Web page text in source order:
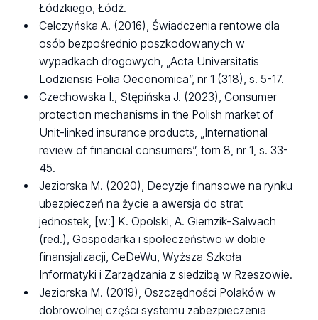
Łódzkiego, Łódź.
Celczyńska A. (2016), Świadczenia rentowe dla
osób bezpośrednio poszkodowanych w
wypadkach drogowych, „Acta Universitatis
Lodziensis Folia Oeconomica”, nr 1 (318), s. 5-17.
Czechowska I., Stępińska J. (2023), Consumer
protection mechanisms in the Polish market of
Unit-linked insurance products, „International
review of financial consumers”, tom 8, nr 1, s. 33-
45.
Jeziorska M. (2020), Decyzje finansowe na rynku
ubezpieczeń na życie a awersja do strat
jednostek, [w:] K. Opolski, A. Giemzik-Salwach
(red.), Gospodarka i społeczeństwo w dobie
finansjalizacji, CeDeWu, Wyższa Szkoła
Informatyki i Zarządzania z siedzibą w Rzeszowie.
Jeziorska M. (2019), Oszczędności Polaków w
dobrowolnej części systemu zabezpieczenia